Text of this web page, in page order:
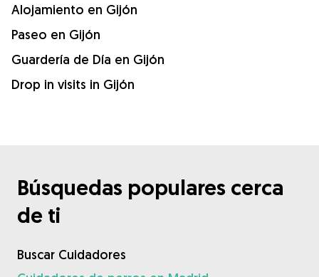
Alojamiento en Gijón
Paseo en Gijón
Guardería de Día en Gijón
Drop in visits in Gijón
Búsquedas populares cerca
de ti
Buscar Cuidadores